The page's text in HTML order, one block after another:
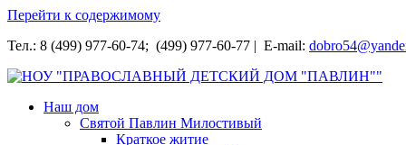
Перейти к содержимому
Тел.: 8 (499) 977-60-74; (499) 977-60-77 | E-mail:
НОУ "ПРАВОСЛАВНЫЙ ДЕТСКИЙ ДОМ "ПАВЛИН""
Наш дом
Святой Павлин Милостивый
Краткое житие